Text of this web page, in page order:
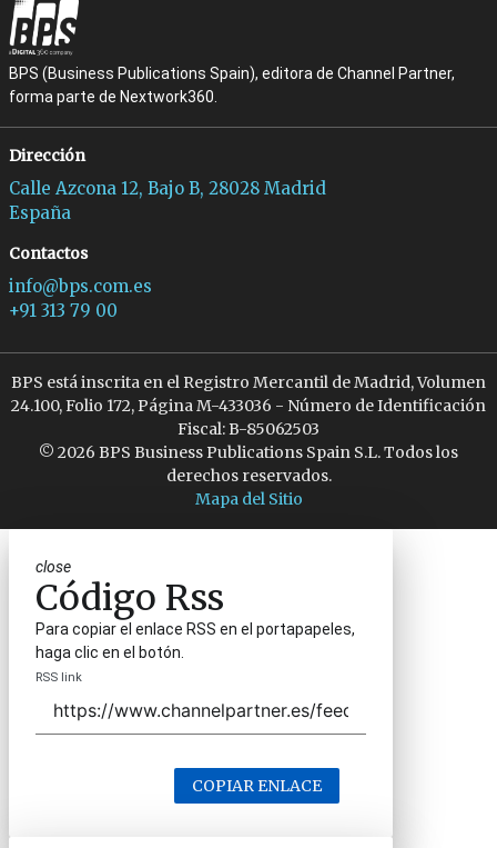
BPS (Business Publications Spain), editora de Channel Partner,
forma parte de Nextwork360.
Dirección
Calle Azcona 12, Bajo B, 28028 Madrid
España
Contactos
info@bps.com.es
+91 313 79 00
BPS está inscrita en el Registro Mercantil de Madrid, Volumen
24.100, Folio 172, Página M-433036 - Número de Identificación
Fiscal: B-85062503
© 2026 BPS Business Publications Spain S.L. Todos los
derechos reservados.
Mapa del Sitio
close
Código Rss
Para copiar el enlace RSS en el portapapeles,
haga clic en el botón.
RSS link
COPIAR ENLACE